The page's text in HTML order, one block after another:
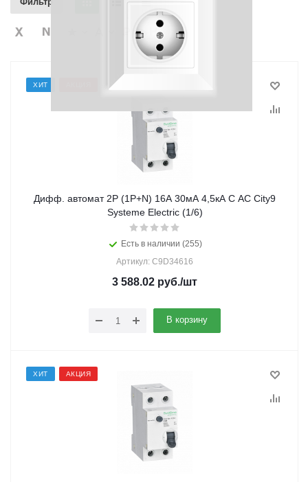
ХИТ
Дифф. автомат 2Р (1Р+N) 16А 30мА 4,5кА C АС City9
Systeme Electric (1/6)
Есть в наличии (255)
Артикул: C9D34616
3 588.02 руб./шт
В корзину
ХИТ АКЦИЯ